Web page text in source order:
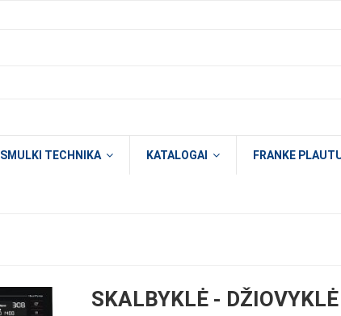
SMULKI TECHNIKA KATALOGAI FRANKE
SKALBYKLĖ -